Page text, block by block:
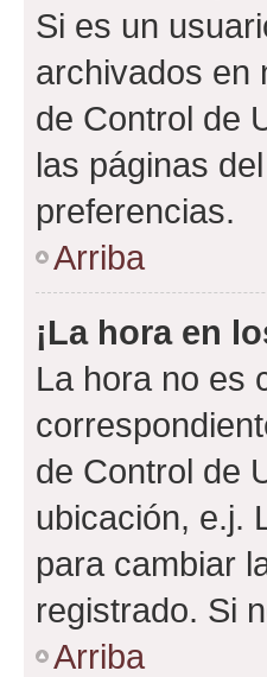
Si es un
archivados en
de Control de
las páginas
preferencias.
Arriba
¡La hora en
La hora no es
de Control de
ubicación, e.j.
para cambiar
registrado. Si
Arriba